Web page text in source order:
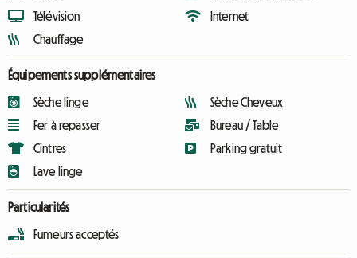
Télévision
Chauffage
Internet
Équipements supplémentaires
Sèche linge
Fer à repasser
Cintres
Lave linge
Sèche Cheveux
Bureau / Table
Parking gratuit
Particularités
Fumeurs acceptés